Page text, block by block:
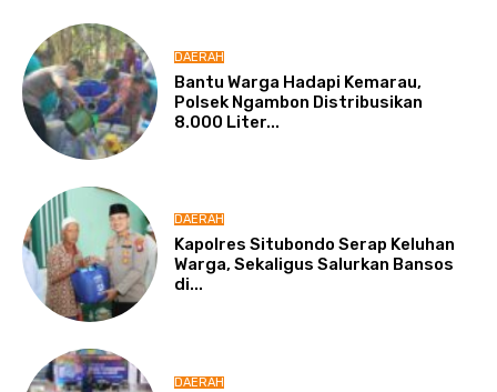
DAERAH
Bantu Warga Hadapi Kemarau,
Polsek Ngambon Distribusikan
8.000 Liter...
DAERAH
Kapolres Situbondo Serap Keluhan
Warga, Sekaligus Salurkan Bansos
di...
DAERAH